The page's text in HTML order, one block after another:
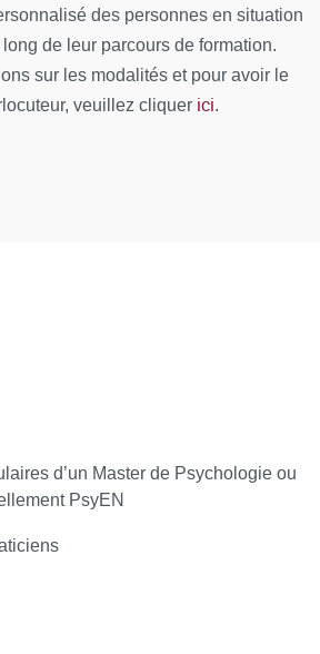
interactive et collaborative,
seront proposés pour
LES RÉSULTATS
le stagiaire émarge une feuille de
de formation en présentiel et le
en distanciel.
en ligne, à chaud. Celui-ci est
des personnes en situation
de leur parcours de formation.
sur les modalités et pour avoir le
veuillez cliquer ici.
d’un Master de Psychologie ou
PsyEN